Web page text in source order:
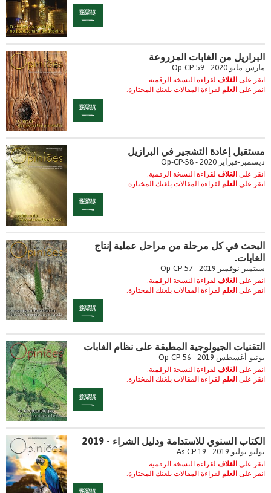
البرازيل من الغابات المزروعة
مارس-مايو 2020 - Op-CP-59
انقر على الغلاف لقراءة النسخة الرقمية.
انقر على العلم لقراءة المقالات بلغتك المختارة.
مستقبل إعادة التشجير في البرازيل
ديسمبر-فبراير 2020 - Op-CP-58
انقر على الغلاف لقراءة النسخة الرقمية.
انقر على العلم لقراءة المقالات بلغتك المختارة.
البحث في كل مرحلة من مراحل عملية إنتاج
الغابات.
سبتمبر-نوفمبر 2019 - Op-CP-57
انقر على الغلاف لقراءة النسخة الرقمية.
انقر على العلم لقراءة المقالات بلغتك المختارة.
التقنيات الجيولوجية المطبقة على نظام الغابات
يونيو-أغسطس 2019 - Op-CP-56
انقر على الغلاف لقراءة النسخة الرقمية.
انقر على العلم لقراءة المقالات بلغتك المختارة.
الكتاب السنوي للاستدامة ودليل الشراء - 2019
يوليو-يوليو 2019 - As-CP-19
انقر على الغلاف لقراءة النسخة الرقمية.
انقر على العلم لقراءة المقالات بلغتك المختارة.